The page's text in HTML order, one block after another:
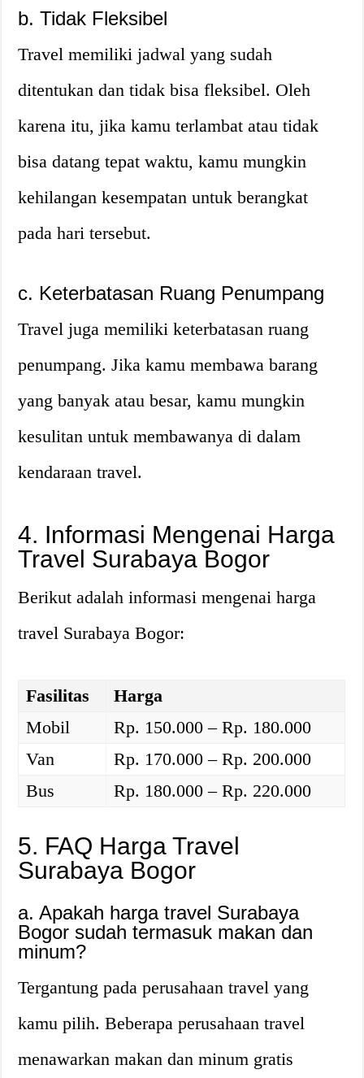
b. Tidak Fleksibel
Travel memiliki jadwal yang sudah
ditentukan dan tidak bisa fleksibel. Oleh
karena itu, jika kamu terlambat atau tidak
bisa datang tepat waktu, kamu mungkin
kehilangan kesempatan untuk berangkat
pada hari tersebut.
c. Keterbatasan Ruang Penumpang
Travel juga memiliki keterbatasan ruang
penumpang. Jika kamu membawa barang
yang banyak atau besar, kamu mungkin
kesulitan untuk membawanya di dalam
kendaraan travel.
4. Informasi Mengenai Harga
Travel Surabaya Bogor
Berikut adalah informasi mengenai harga
travel Surabaya Bogor:
Fasilitas
Harga
Mobil
Rp. 150.000 – Rp. 180.000
Van
Rp. 170.000 – Rp. 200.000
Bus
Rp. 180.000 – Rp. 220.000
5. FAQ Harga Travel
Surabaya Bogor
a. Apakah harga travel Surabaya
Bogor sudah termasuk makan dan
minum?
Tergantung pada perusahaan travel yang
kamu pilih. Beberapa perusahaan travel
menawarkan makan dan minum gratis